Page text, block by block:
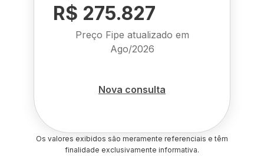
R$ 275.827
Preço Fipe atualizado em
Ago/2026
Nova consulta
Os valores exibidos são meramente referenciais e têm
finalidade exclusivamente informativa.